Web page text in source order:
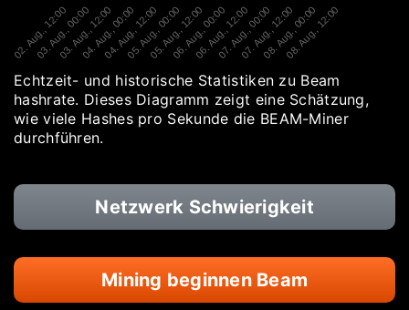
02. Aug., 12:00
03. Aug., 00:00
03. Aug., 12:00
04. Aug., 00:00
04. Aug., 12:00
05. Aug., 00:00
05. Aug., 12:00
06. Aug., 00:00
06. Aug., 12:00
07. Aug., 00:00
07. Aug., 12:00
08. Aug., 00:00
08. Aug., 12:00
Echtzeit- und historische Statistiken zu Beam
hashrate. Dieses Diagramm zeigt eine Schätzung,
wie viele Hashes pro Sekunde die BEAM-Miner
durchführen.
Netzwerk Schwierigkeit
Mining beginnen Beam